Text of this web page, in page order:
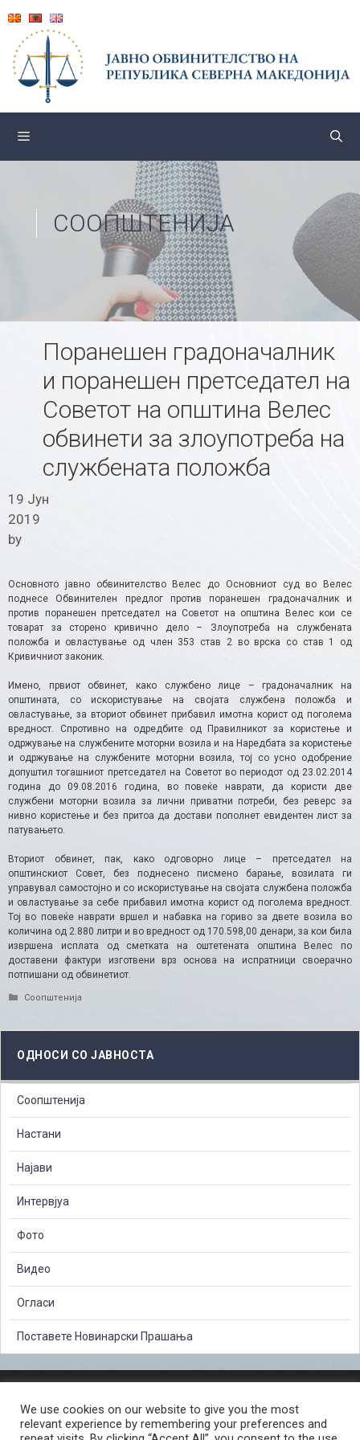
content
СООПШТЕНИЈА
Поранешен градоначалник
и поранешен претседател на
Советот на општина Велес
обвинети за злоупотреба на
службената положба
19 Јун
2019
by
Основното јавно обвинителство Велес до Основниот суд во Велес
поднесе Обвинителен предлог против поранешен градоначалник и
против поранешен претседател на Советот на општина Велес кои се
товарат за сторено кривично дело – Злоупотреба на службената
положба и овластување од член 353 став 2 во врска со став 1 од
Кривичниот законик.
Имено, првиот обвинет, како службено лице – градоначалник на
општината, со искористување на својата службена положба и
овластување, за вториот обвинет прибавил имотна корист од поголема
вредност. Спротивно на одредбите од Правилникот за користење и
одржување на службените моторни возила и на Наредбата за користење
и одржување на службените моторни возила, тој со усно одобрение
допуштил тогашниот претседател на Советот во периодот од 23.02.2014
година до 09.08.2016 година, во повеќе наврати, да користи две
службени моторни возила за лични приватни потреби, без реверс за
нивно користење и без притоа да достави пополнет евидентен лист за
патувањето.
Вториот обвинет, пак, како одговорно лице – претседател на
општинскиот Совет, без поднесено писмено барање, возилата ги
управувал самостојно и со искористување на својата службена положба
и овластување за себе прибавил имотна корист од поголема вредност.
Тој во повеќе наврати вршел и набавка на гориво за двете возила во
количина од 2.880 литри и во вредност од 170.598,00 денари, за кои била
извршена исплата од сметката на оштетената општина Велес по
доставени фактури изготвени врз основа на испратници своерачно
потпишани од обвинетиот.
Categories
Соопштенија
ОДНОСИ СО ЈАВНОСТА
Соопштенија
Настани
Најави
Интервјуа
Фото
Видео
Огласи
Поставете Новинарски Прашања
СЛОБОДЕН ПРИСТАП ДО ИНФОРМАЦИИ ОД ЈАВЕН КАРАКТЕР
ПОСТАПКА ЗА ПРИЈАВА НА КРИВИЧНО ДЕЛО
КОРИСНИ ЛИНКОВИ
We use cookies on our website to give you the most
relevant experience by remembering your preferences and